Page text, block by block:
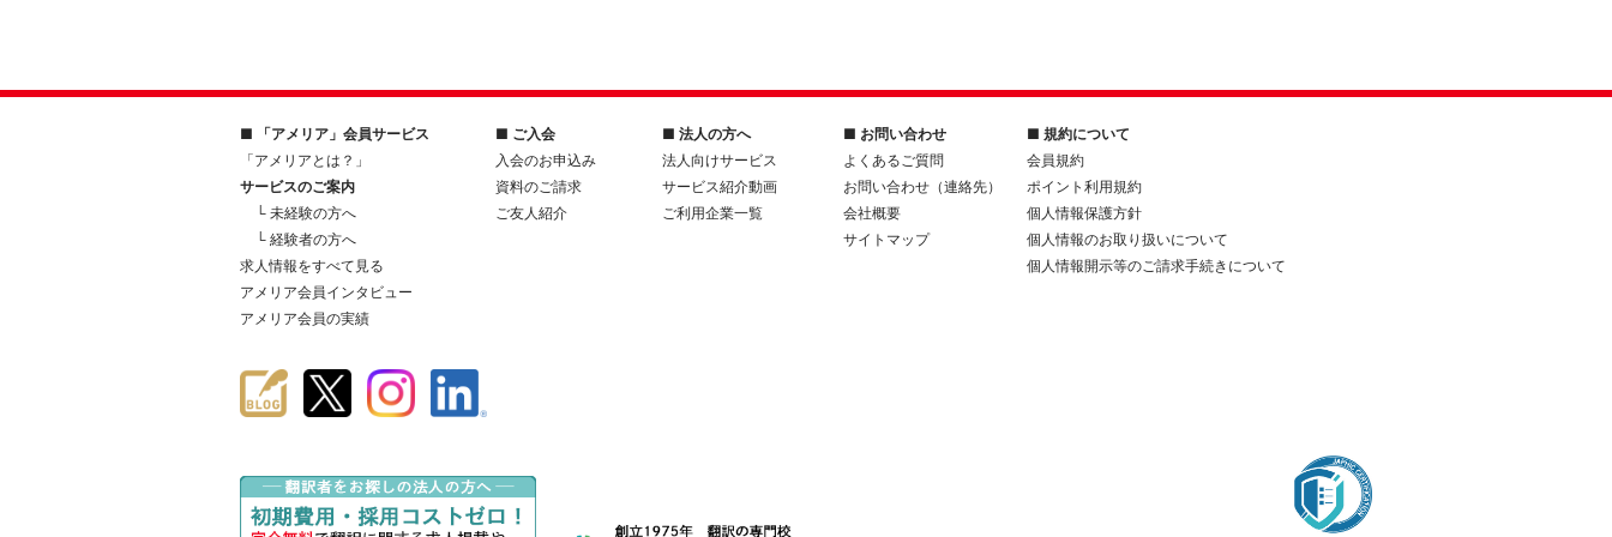
■ 「アメリア」会員サービス
「アメリアとは？」
サービスのご案内
└ 未経験の方へ
└ 経験者の方へ
求人情報をすべて見る
アメリア会員インタビュー
アメリア会員の実績
■ ご入会
入会のお申込み
資料のご請求
ご友人紹介
■ 法人の方へ
法人向けサービス
サービス紹介動画
ご利用企業一覧
■ お問い合わせ
よくあるご質問
お問い合わせ（連絡先）
会社概要
サイトマップ
■ 規約について
会員規約
ポイント利用規約
個人情報保護方針
個人情報のお取り扱いについて
個人情報開示等のご請求手続きについて